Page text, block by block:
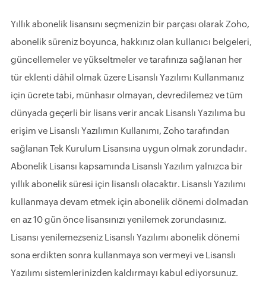
Yıllık abonelik lisansını seçmenizin bir parçası olarak Zoho,
abonelik süreniz boyunca, hakkınız olan kullanıcı belgeleri,
güncellemeler ve yükseltmeler ve tarafınıza sağlanan her
tür eklenti dâhil olmak üzere Lisanslı Yazılımı Kullanmanız
için ücrete tabi, münhasır olmayan, devredilemez ve tüm
dünyada geçerli bir lisans verir ancak Lisanslı Yazılıma bu
erişim ve Lisanslı Yazılımın Kullanımı, Zoho tarafından
sağlanan Tek Kurulum Lisansına uygun olmak zorundadır.
Abonelik Lisansı kapsamında Lisanslı Yazılım yalnızca bir
yıllık abonelik süresi için lisanslı olacaktır. Lisanslı Yazılımı
kullanmaya devam etmek için abonelik dönemi dolmadan
en az 10 gün önce lisansınızı yenilemek zorundasınız.
Lisansı yenilemezseniz Lisanslı Yazılımı abonelik dönemi
sona erdikten sonra kullanmaya son vermeyi ve Lisanslı
Yazılımı sistemlerinizden kaldırmayı kabul ediyorsunuz.